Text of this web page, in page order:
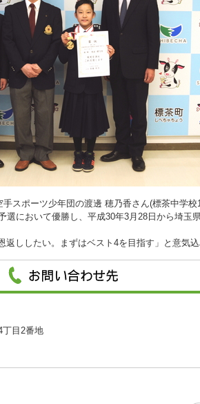
スポーツ少年団の渡邊 穂乃香さん(標茶中学
選において優勝し、平成30年3月28日から埼玉
ししたい。まずはベスト4を目指す」と意気込
目2番地